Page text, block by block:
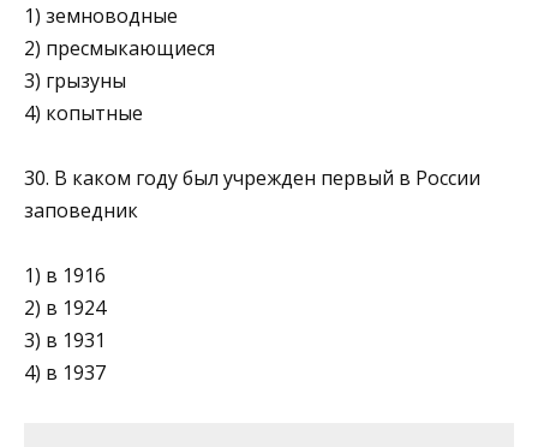
1) земноводные
2) пресмыкающиеся
3) грызуны
4) копытные
30. В каком году был учрежден первый в России
заповедник
1) в 1916
2) в 1924
3) в 1931
4) в 1937